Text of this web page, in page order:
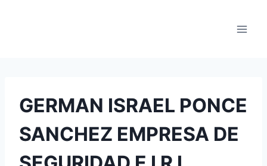
GERMAN ISRAEL PONCE
SANCHEZ EMPRESA DE